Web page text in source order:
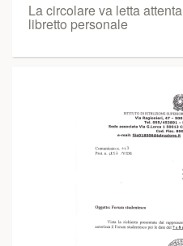
La circolare va letta
libretto personale